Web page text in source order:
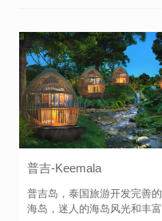
特色行程
主题游
合作伙伴
关于我们
普吉-Keemala
普吉岛，泰国旅游开发完善的
海岛，迷人的海岛风光和丰富